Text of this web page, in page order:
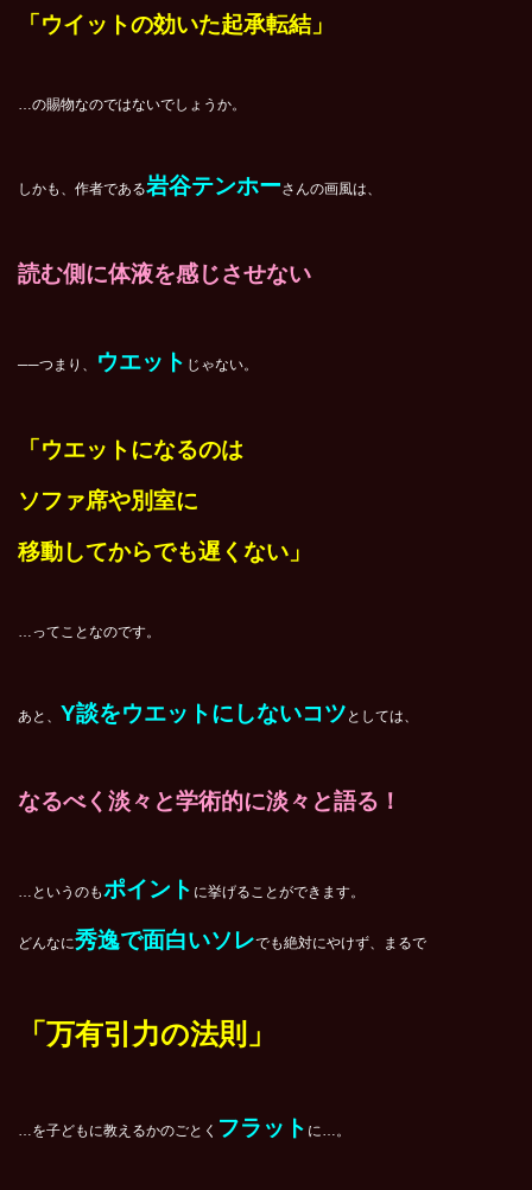
「ウイットの効いた起承転結」
…の賜物なのではないでしょうか。
しかも、作者である岩谷テンホーさんの画風は、
読む側に体液を感じさせない
──つまり、 ウエット じゃない。
「ウエットになるのは
ソファ席や別室に
移動してからでも遅くない」
…ってことなのです。
あと、 Y談をウエットにしないコツ としては、
なるべく淡々と学術的に淡々と語る！
…というのもポイント に挙げることができます。
どんなに秀逸で面白いソレでも絶対にやけず、 まるで
「万有引力の法則」
…を子どもに教えるかのごとく フラット に…。